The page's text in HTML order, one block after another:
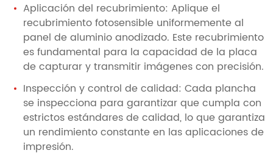
Aplicación del recubrimiento: Aplique el
recubrimiento fotosensible uniformemente al
panel de aluminio anodizado. Este recubrimiento
es fundamental para la capacidad de la placa
de capturar y transmitir imágenes con precisión.
Inspección y control de calidad: Cada plancha
se inspecciona para garantizar que cumpla con
estrictos estándares de calidad, lo que garantiza
un rendimiento constante en las aplicaciones de
impresión.